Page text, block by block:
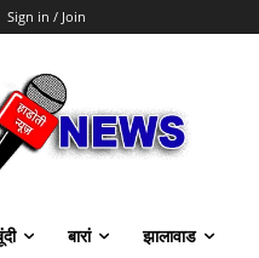
Sign in / Join
बारां झालावाड